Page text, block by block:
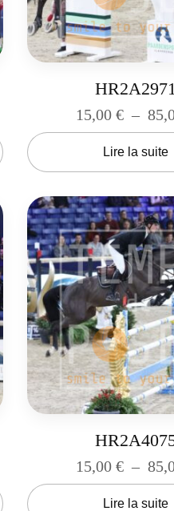
15,00 € –
Lire la suite
15,00 € –
Lire la suite